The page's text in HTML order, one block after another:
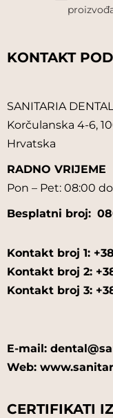
KONTAKT
SANITARIA
Korčulanska 4-6,
Hrvatska
RADNO VRIJEME
Pon – Pet: 08:00
Besplatni broj:
Kontakt broj 1:
Kontakt broj 2:
Kontakt broj 3:
E-mail:
Web:
CERTIFIKATI